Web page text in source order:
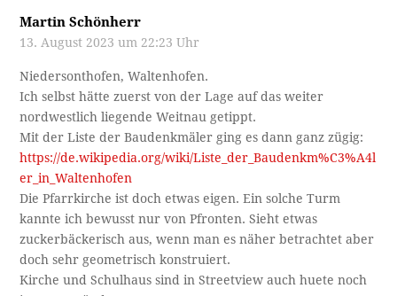
Martin Schönherr
13. August 2023 um 22:23 Uhr
Niedersonthofen, Waltenhofen.
Ich selbst hätte zuerst von der Lage auf das weiter
nordwestlich liegende Weitnau getippt.
Mit der Liste der Baudenkmäler ging es dann ganz zügig:
https://de.wikipedia.org/wiki/Liste_der_Baudenkm%C3%A4l
er_in_Waltenhofen
Die Pfarrkirche ist doch etwas eigen. Ein solche Turm
kannte ich bewusst nur von Pfronten. Sieht etwas
zuckerbäckerisch aus, wenn man es näher betrachtet aber
doch sehr geometrisch konstruiert.
Kirche und Schulhaus sind in Streetview auch huete noch